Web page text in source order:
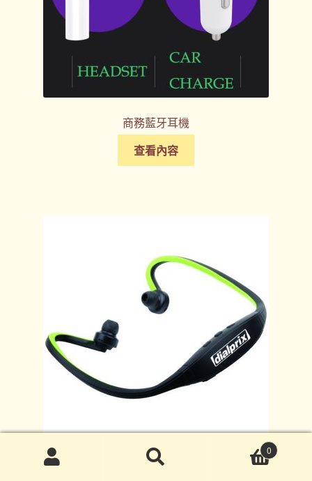
商務藍牙耳機
查看內容
運動藍牙耳機
0